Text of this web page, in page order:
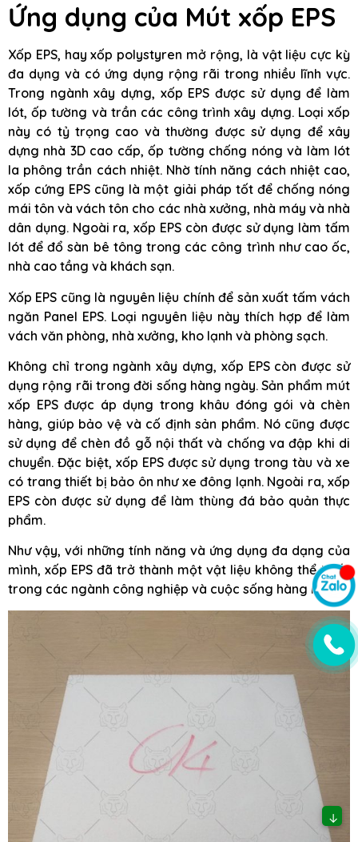
Ứng dụng của Mút xốp EPS
Xốp EPS, hay xốp polystyren mở rộng, là vật liệu cực kỳ
đa dụng và có ứng dụng rộng rãi trong nhiều lĩnh vực.
Trong ngành xây dựng, xốp EPS được sử dụng để làm
lót, ốp tường và trần các công trình xây dựng. Loại xốp
này có tỷ trọng cao và thường được sử dụng để xây
dựng nhà 3D cao cấp, ốp tường chống nóng và làm lót
la phông trần cách nhiệt. Nhờ tính năng cách nhiệt cao,
xốp cứng EPS cũng là một giải pháp tốt để chống nóng
mái tôn và vách tôn cho các nhà xưởng, nhà máy và nhà
dân dụng. Ngoài ra, xốp EPS còn được sử dụng làm tấm
lót để đổ sàn bê tông trong các công trình như cao ốc,
nhà cao tầng và khách sạn.
Xốp EPS cũng là nguyên liệu chính để sản xuất tấm vách
ngăn Panel EPS. Loại nguyên liệu này thích hợp để làm
vách văn phòng, nhà xưởng, kho lạnh và phòng sạch.
Không chỉ trong ngành xây dựng, xốp EPS còn được sử
dụng rộng rãi trong đời sống hàng ngày. Sản phẩm mút
xốp EPS được áp dụng trong khâu đóng gói và chèn
hàng, giúp bảo vệ và cố định sản phẩm. Nó cũng được
sử dụng để chèn đồ gỗ nội thất và chống va đập khi di
chuyển. Đặc biệt, xốp EPS được sử dụng trong tàu và xe
có trang thiết bị bảo ôn như xe đông lạnh. Ngoài ra, xốp
EPS còn được sử dụng để làm thùng đá bảo quản thực
phẩm.
Như vậy, với những tính năng và ứng dụng đa dạng của
mình, xốp EPS đã trở thành một vật liệu không thể thiếu
trong các ngành công nghiệp và cuộc sống hàng ngày.
↓